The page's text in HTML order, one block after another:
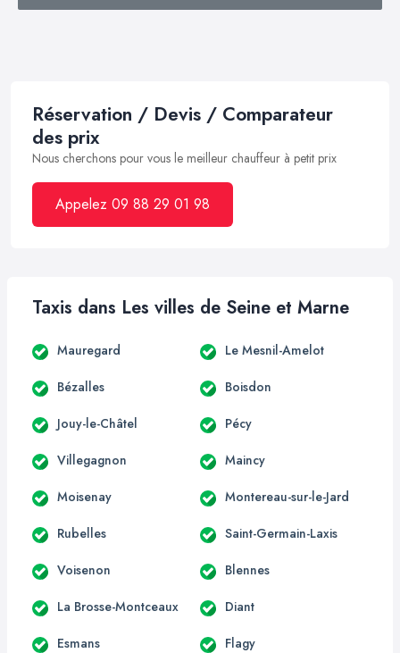
Réservation / Devis / Comparateur
des prix
Nous cherchons pour vous le meilleur chauffeur à petit prix
Appelez 09 88 29 01 98
Taxis dans Les villes de Seine et Marne
Mauregard Le Mesnil-Amelot
Bézalles Boisdon
Jouy-le-Châtel Pécy
Villegagnon Maincy
Moisenay Montereau-sur-le-Jard
Rubelles Saint-Germain-Laxis
Voisenon Blennes
La Brosse-Montceaux Diant
Esmans Flagy